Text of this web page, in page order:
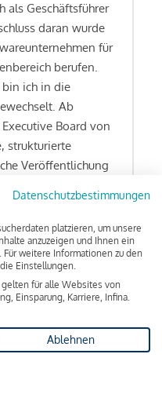
als Geschäftsführer
daran wurde
für
berufen.
bin ich in die
Ab
Board von
strukturierte
Veröffentlichung
Funktion.
Tipps
Barometer
Datenschutzbestimmungen
platzieren, um unsere
anzuzeigen und Ihnen ein
weitere Informationen zu den
Einstellungen.
für alle Websites von
Einsparung, Karriere, Infina.
Ablehnen